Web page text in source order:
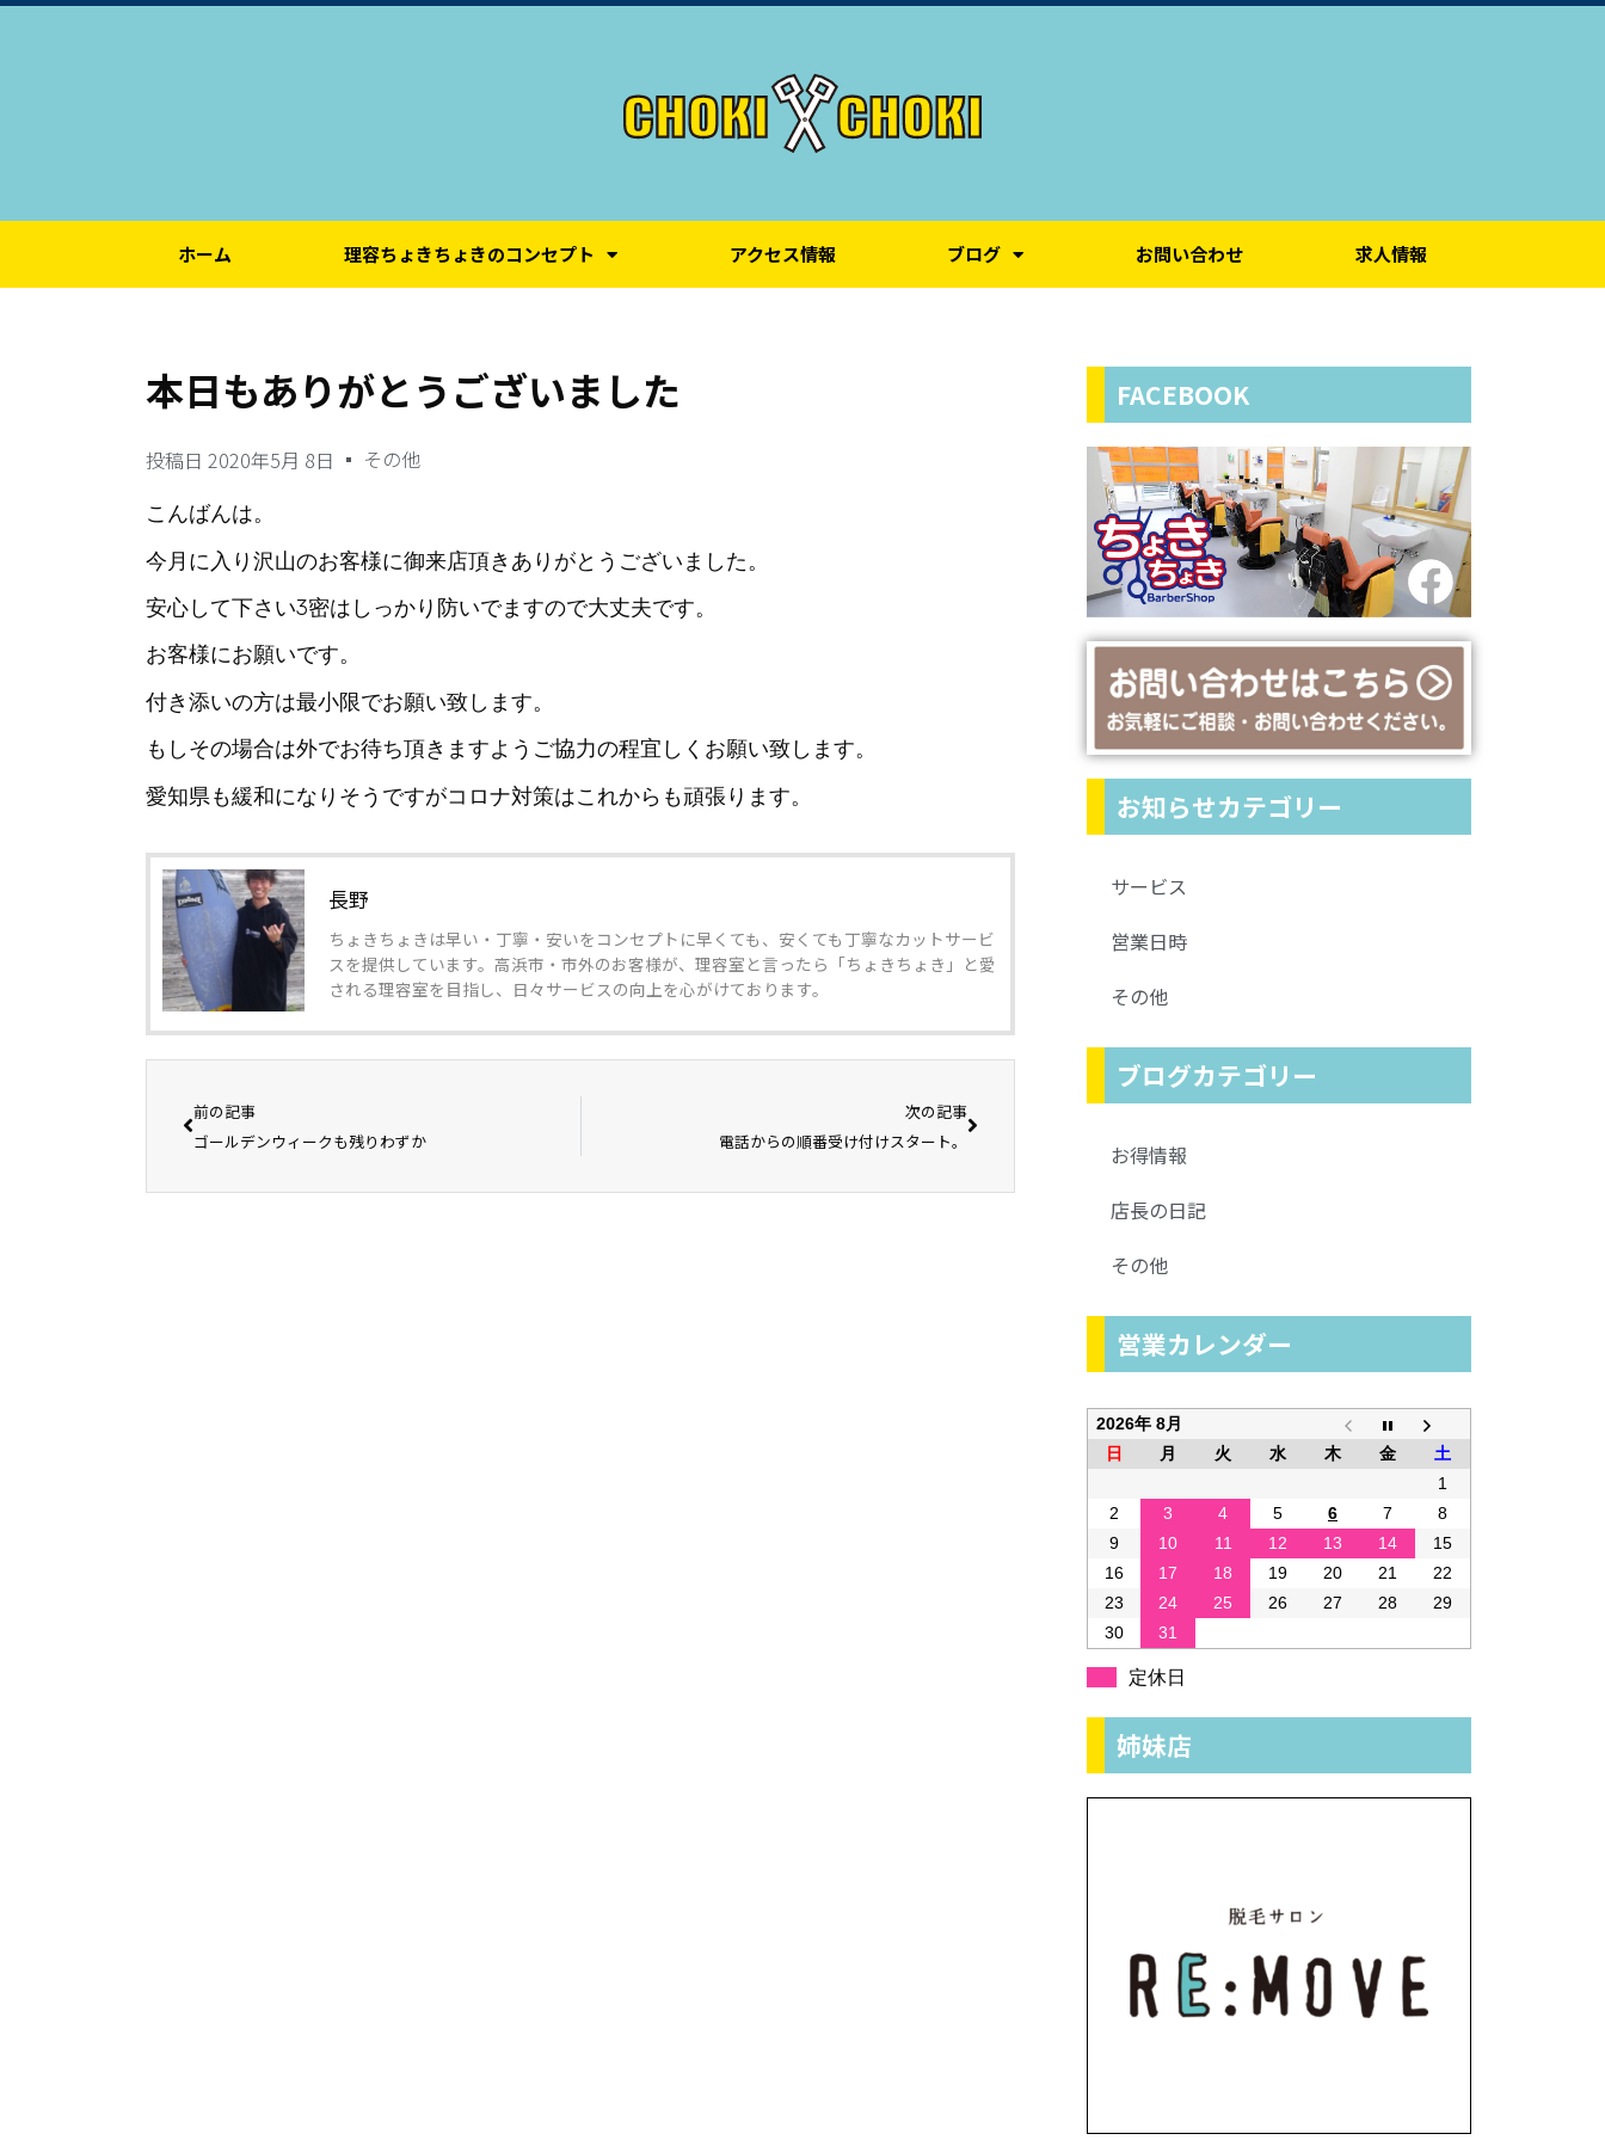
ホーム 理容ちょきちょきのコンセプト アクセス情報 ブログ お問い合わせ 求人情報
本日もありがとうございました
投稿日 2020年5月 8日 その他
こんばんは。
今月に入り沢山のお客様に御来店頂きありがとうございました。
安心して下さい3密はしっかり防いでますので大丈夫です。
お客様にお願いです。
付き添いの方は最小限でお願い致します。
もしその場合は外でお待ち頂きますようご協力の程宜しくお願い致します。
愛知県も緩和になりそうですがコロナ対策はこれからも頑張ります。
長野
ちょきちょきは早い・丁寧・安いをコンセプトに早くても、安くても丁寧なカットサービ
スを提供しています。高浜市・市外のお客様が、理容室と言ったら「ちょきちょき」と愛
される理容室を目指し、日々サービスの向上を心がけております。
前の記事
ゴールデンウィークも残りわずか
次の記事
電話からの順番受け付けスタート。
FACEBOOK
お知らせカテゴリー
サービス
営業日時
その他
ブログカテゴリー
お得情報
店長の日記
その他
営業カレンダー
2026年 8月
日
月 火 水 木 金
土
1
2
3 4 5 6 7
8
9
10 11 12 13 14
15
16
17 18 19 20 21
22
23
24 25 26 27 28
29
30
31
定休日
姉妹店